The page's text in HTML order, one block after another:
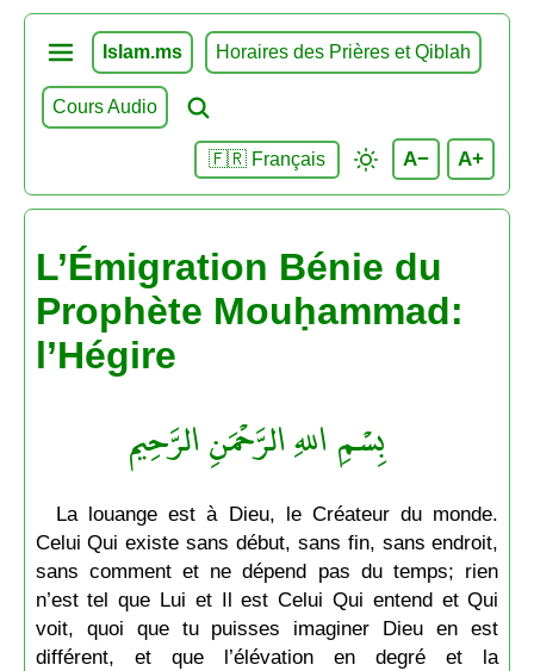
Islam.ms Horaires des Prières et Qiblah
Cours Audio
🇫🇷 Français A− A+
L’Émigration Bénie du
Prophète Mouḥammad:
l’Hégire
بِسْمِ اللهِ الرَّحْمَنِ الرَّحِيم
La louange est à Dieu, le Créateur du monde.
Celui Qui existe sans début, sans fin, sans endroit,
sans comment et ne dépend pas du temps; rien
n’est tel que Lui et Il est Celui Qui entend et Qui
voit, quoi que tu puisses imaginer Dieu en est
différent, et que l’élévation en degré et la